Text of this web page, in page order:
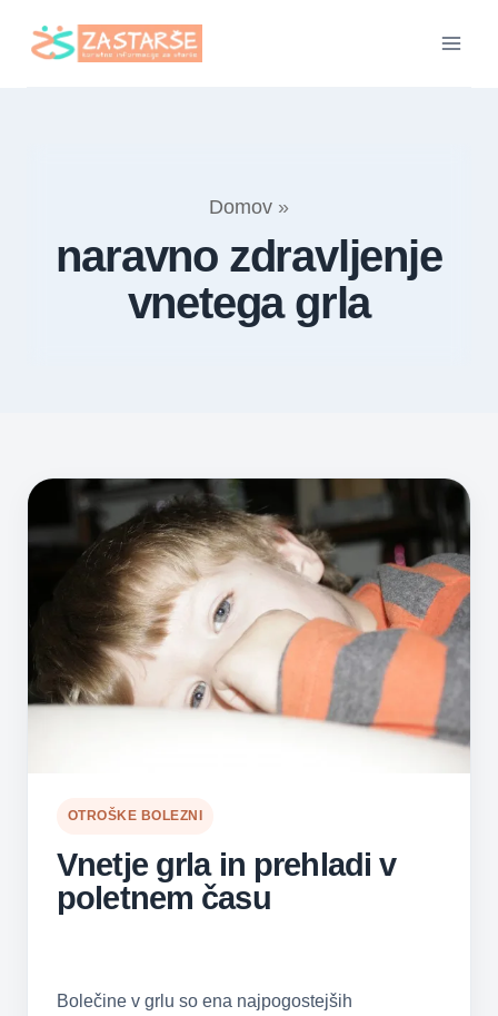
Domov »
naravno zdravljenje
vnetega grla
OTROŠKE BOLEZNI
Vnetje grla in prehladi v
poletnem času
Bolečine v grlu so ena najpogostejših